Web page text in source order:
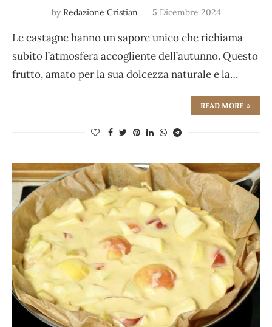
by Redazione Cristian 5 Dicembre 2024
Le castagne hanno un sapore unico che richiama
subito l’atmosfera accogliente dell’autunno. Questo
frutto, amato per la sua dolcezza naturale e la…
READ MORE